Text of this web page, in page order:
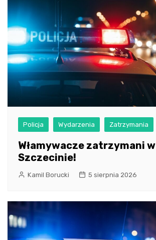
Policja Wydarzenia Zatrzymania
Włamywacze zatrzymani w
Szczecinie!
Kamil Borucki 5 sierpnia 2026